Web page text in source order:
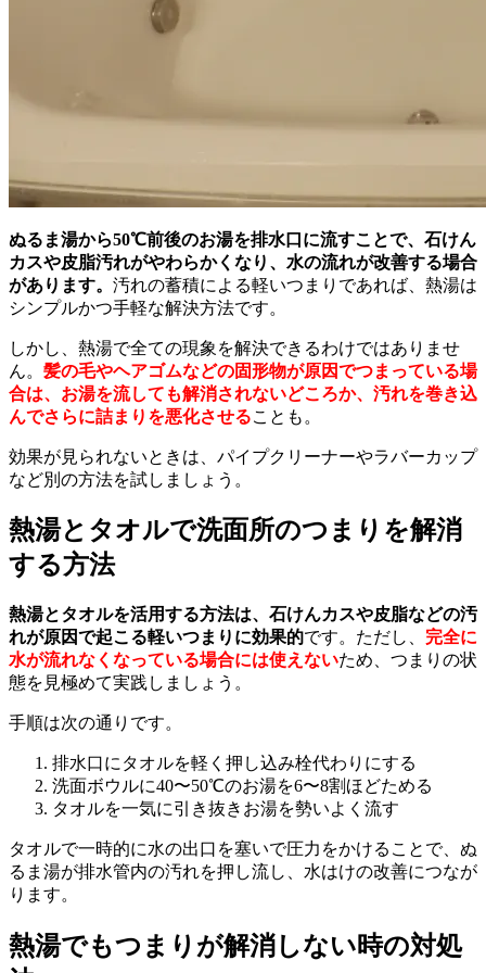
ぬるま湯から50℃前後のお湯を排水口に流すことで、石けん
カスや皮脂汚れがやわらかくなり、水の流れが改善する場合
があります。 汚れの蓄積による軽いつまりであれば、熱湯は
シンプルかつ手軽な解決方法です。
しかし、熱湯で全ての現象を解決できるわけではありませ
ん。 髪の毛やヘアゴムなどの固形物が原因でつまっている場
合は、お湯を流しても解消されないどころか、汚れを巻き込
んでさらに詰まりを悪化させることも。
効果が見られないときは、パイプクリーナーやラバーカップ
など別の方法を試しましょう。
熱湯とタオルで洗面所のつまりを解消
する方法
熱湯とタオルを活用する方法は、石けんカスや皮脂などの汚
れが原因で起こる軽いつまりに効果的です。ただし、 完全に
水が流れなくなっている場合には使えないため、つまりの状
態を見極めて実践しましょう。
手順は次の通りです。
排水口にタオルを軽く押し込み栓代わりにする
洗面ボウルに40〜50℃のお湯を6〜8割ほどためる
タオルを一気に引き抜きお湯を勢いよく流す
タオルで一時的に水の出口を塞いで圧力をかけることで、ぬ
るま湯が排水管内の汚れを押し流し、水はけの改善につなが
ります。
熱湯でもつまりが解消しない時の対処